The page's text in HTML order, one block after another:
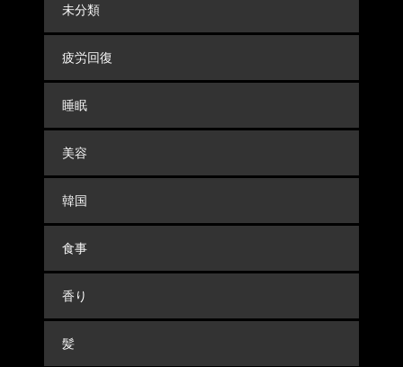
未分類
疲労回復
睡眠
美容
韓国
食事
香り
髪